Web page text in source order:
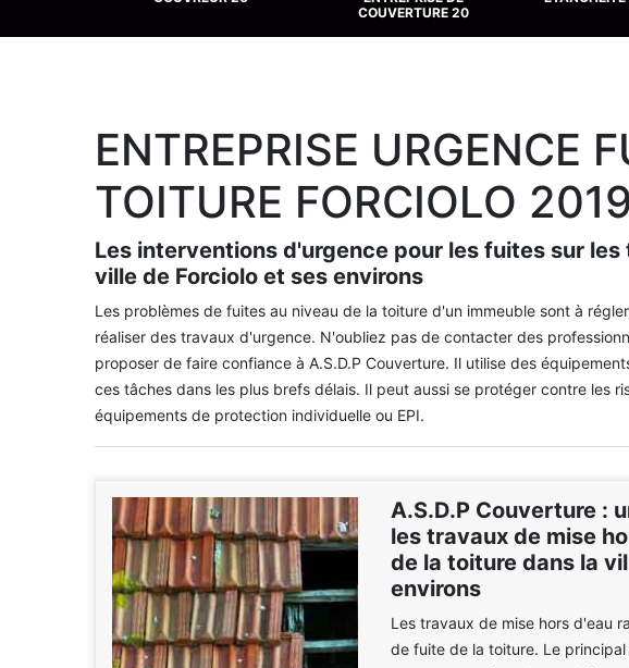
COUVERTURE 20
ENTREPRISE URGENCE
TOITURE FORCIOLO
Les interventions d'urgence pour les fuites sur
ville de Forciolo et ses environs
Les problèmes de fuites au niveau de la toiture d'un immeuble sont à
réaliser des travaux d'urgence. N'oubliez pas de contacter des
proposer de faire confiance à A.S.D.P Couverture. Il utilise des
ces tâches dans les plus brefs délais. Il peut aussi se protéger contre les
équipements de protection individuelle ou EPI.
A.S.D.P Couverture :
les travaux de mise
de la toiture dans la
environs
Les travaux de mise hors d'eau
de fuite de la toiture. Le